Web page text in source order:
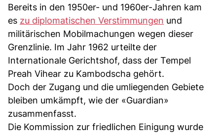
Bereits in den 1950er- und 1960er-Jahren kam
es zu diplomatischen Verstimmungen und
militärischen Mobilmachungen wegen dieser
Grenzlinie. Im Jahr 1962 urteilte der
Internationale Gerichtshof, dass der Tempel
Preah Vihear zu Kambodscha gehört.
Doch der Zugang und die umliegenden Gebiete
bleiben umkämpft, wie der «Guardian»
zusammenfasst.
Die Kommission zur friedlichen Einigung wurde